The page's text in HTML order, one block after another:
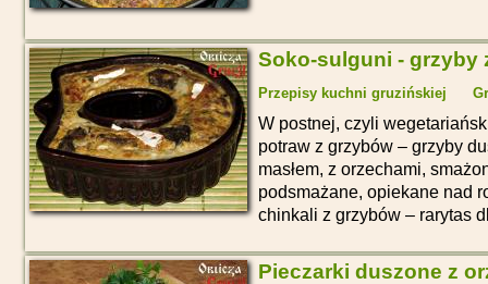
Soko-sulguni - grzyby
Przepisy kuchni gruzińskiej
W postnej, czyli
potraw z grzybów – grzyby
masłem, z orzechami,
podsmażane, opiekane nad
chinkali z grzybów – rarytas
Pieczarki duszone z